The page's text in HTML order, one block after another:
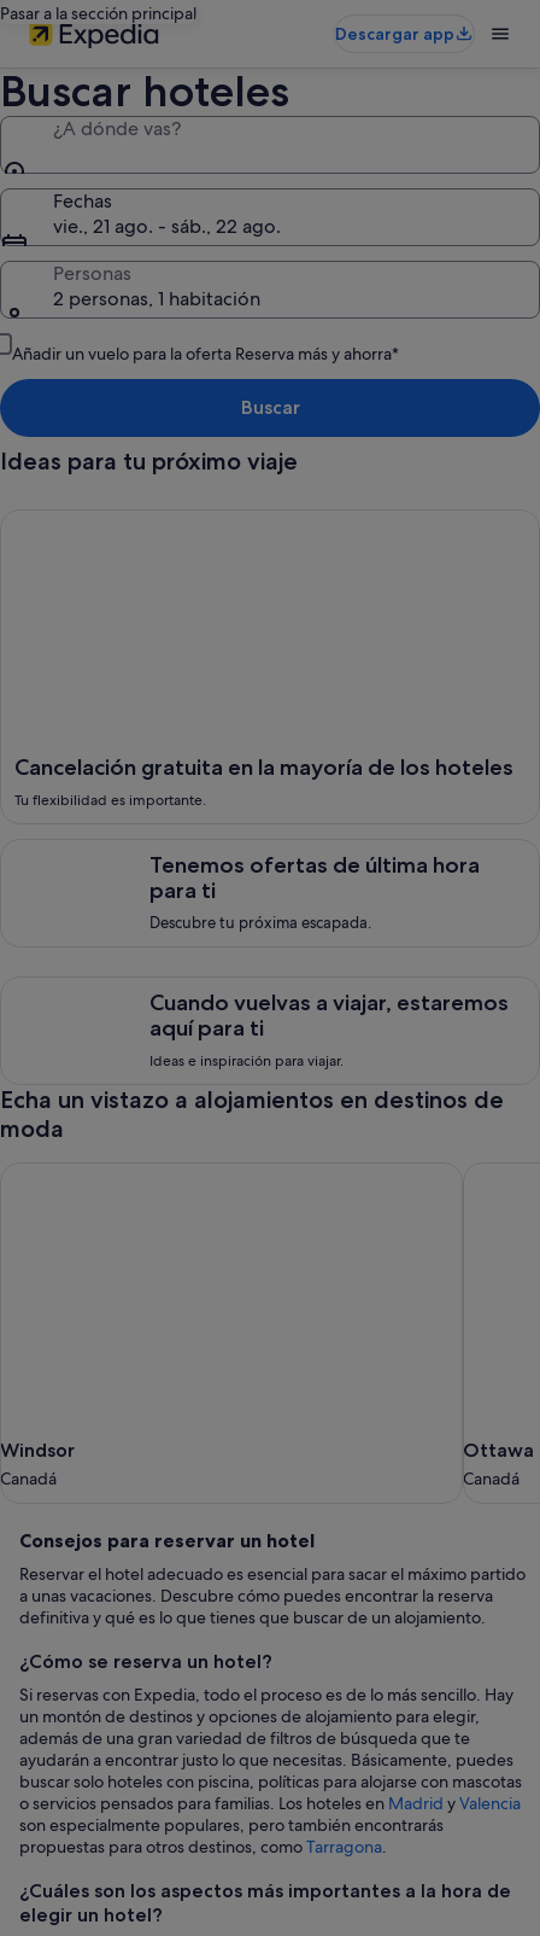
Pasar a la sección principal
Descargar app
Buscar hoteles
¿A dónde vas?
Fechas
vie., 21 ago. - sáb., 22 ago.
Personas
2 personas, 1 habitación
Añadir un vuelo para la oferta Reserva más y ahorra*
Buscar
Ideas para tu próximo viaje
Cancelación gratuita en la mayoría de los hoteles
Tu flexibilidad es importante.
Tenemos ofertas de última hora
para ti
Descubre tu próxima escapada.
Cuando vuelvas a viajar, estaremos
aquí para ti
Ideas e inspiración para viajar.
Echa un vistazo a alojamientos en destinos de
moda
Windsor
Canadá
Windsor
Canadá
Ottawa
Canadá
Ottawa
Canadá
Consejos
para
reservar
un
hotel
Consejos para reservar un hotel
Reservar el hotel adecuado es esencial para sacar el máximo partido
a unas vacaciones. Descubre cómo puedes encontrar la reserva
definitiva y qué es lo que tienes que buscar de un alojamiento.
¿Cómo se reserva un hotel?
Si reservas con Expedia, todo el proceso es de lo más sencillo. Hay
un montón de destinos y opciones de alojamiento para elegir,
además de una gran variedad de filtros de búsqueda que te
ayudarán a encontrar justo lo que necesitas. Básicamente, puedes
buscar solo hoteles con piscina, políticas para alojarse con mascotas
o servicios pensados para familias. Los hoteles en Madrid yValencia
son especialmente populares, pero también encontrarás
propuestas para otros destinos, comoTarragona.
¿Cuáles son los aspectos más importantes a la hora de
elegir un hotel?